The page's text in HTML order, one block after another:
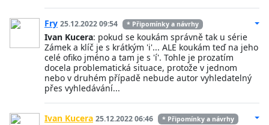
Fry 25.12.2022 09:54 * Připomínky a návrhy
Ivan Kucera: pokud se koukám správně tak u série
Zámek a klíč je s krátkým 'i'... ALE koukám teď na jeho
celé ofiko jméno a tam je s 'í'. Tohle je prozatím
docela problematická situace, protože v jednom
nebo v druhém případě nebude autor vyhledatelný
přes vyhledávání...
Ivan Kucera 25.12.2022 06:46 * Připomínky a návrhy